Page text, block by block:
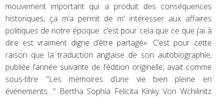
mouvement important qui a produit des conséquences
historiques, ça m’a permit de m' intéresser aux affaires
politiques de notre époque: c’est pour cela que ce que j’ai à
dire est vraiment digne d’être partagé». C’est pour cette
raison que la traduction anglaise de son autobiographie,
publiée l’année suivante de l’édition originelle, avait comme
sous-titre "Les mémoires d’une vie bien pleine en
événements. " Bertha Sophia Felicita Kinky Von Wchilinitz